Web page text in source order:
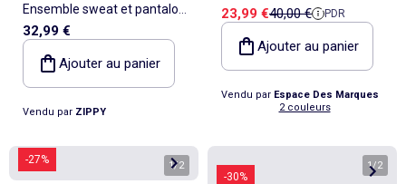
Ensemble sweat et pantalon
de jogging avec imprimé
32,99 €
Ajouter au panier
Vendu par ZIPPY
Garçon Redskins
Prix de vente
23,99 €Prix de référence
40,00 € PDR
Ajouter au panier
Vendu par Espace Des Marques
2 couleurs
-27% 1/2
-30%
1/2